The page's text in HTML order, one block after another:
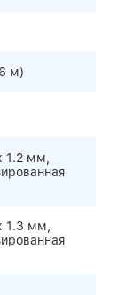
м)
мм,
1.3 мм,